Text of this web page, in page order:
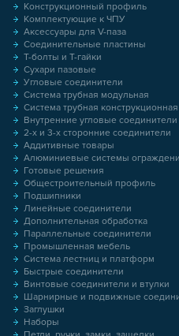
Конструкционный профиль
Комплектующие к ЧПУ
Аксессуары для V-паза
Соединительные пластины
Т-болты и Т-гайки
Сухари пазовые
Угловые соединители
Система трубная модульная
Система трубная конструкционная
Внутренние угловые соединители
2-х и 3-х сторонние соединители
Аддитивные товары
Алюминиевые системы
Готовые решения
Общестроительный профиль
Подшипники
Линейные соединители
Дополнительная обработка
Параллельные соединители
Промышленная мебель
Система лестниц и платформ
Быстрые соединители
Винтовые соединители и втулки
Шарнирные и подвижные
Заглушки
Наборы